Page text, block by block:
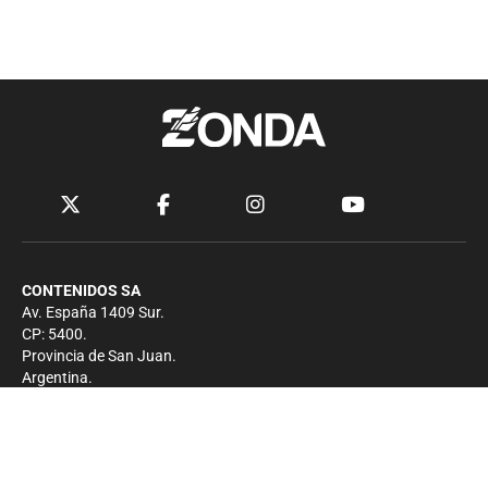
CONTENIDOS SA
Av. España 1409 Sur.
CP: 5400.
Provincia de San Juan.
Argentina.